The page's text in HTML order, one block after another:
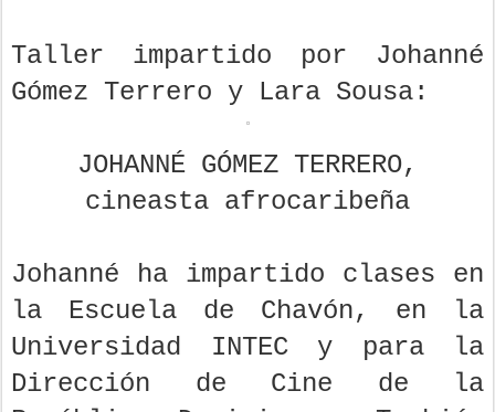
Taller impartido por Johanné
Gómez Terrero y Lara Sousa:
JOHANNÉ GÓMEZ TERRERO,
cineasta afrocaribeña
Johanné ha impartido clases en
la Escuela de Chavón, en la
Universidad INTEC y para la
Dirección de Cine de la